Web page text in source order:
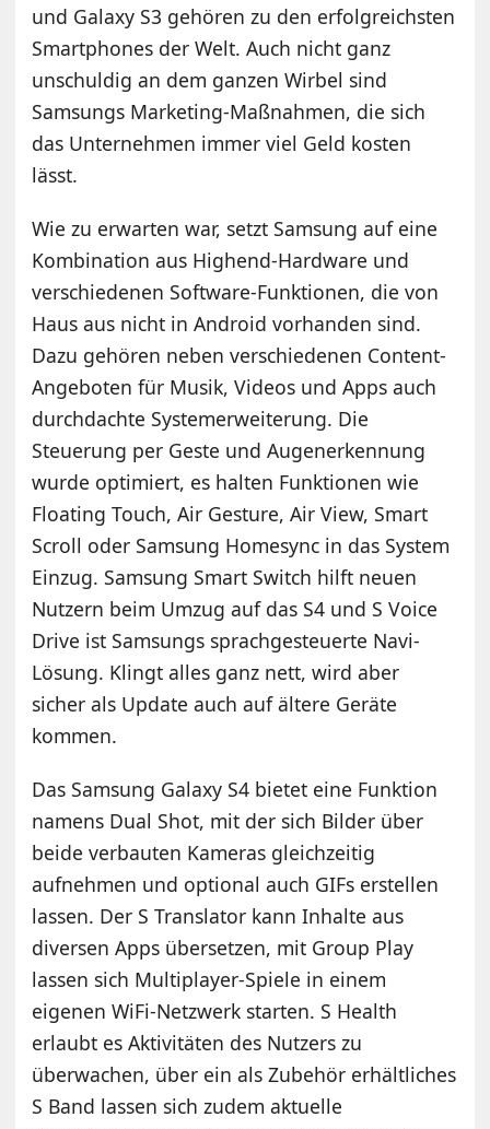
und Galaxy S3 gehören zu den erfolgreichsten
Smartphones der Welt. Auch nicht ganz
unschuldig an dem ganzen Wirbel sind
Samsungs Marketing-Maßnahmen, die sich
das Unternehmen immer viel Geld kosten
lässt.
Wie zu erwarten war, setzt Samsung auf eine
Kombination aus Highend-Hardware und
verschiedenen Software-Funktionen, die von
Haus aus nicht in Android vorhanden sind.
Dazu gehören neben verschiedenen Content-
Angeboten für Musik, Videos und Apps auch
durchdachte Systemerweiterung. Die
Steuerung per Geste und Augenerkennung
wurde optimiert, es halten Funktionen wie
Floating Touch, Air Gesture, Air View, Smart
Scroll oder Samsung Homesync in das System
Einzug. Samsung Smart Switch hilft neuen
Nutzern beim Umzug auf das S4 und S Voice
Drive ist Samsungs sprachgesteuerte Navi-
Lösung. Klingt alles ganz nett, wird aber
sicher als Update auch auf ältere Geräte
kommen.
Das Samsung Galaxy S4 bietet eine Funktion
namens Dual Shot, mit der sich Bilder über
beide verbauten Kameras gleichzeitig
aufnehmen und optional auch GIFs erstellen
lassen. Der S Translator kann Inhalte aus
diversen Apps übersetzen, mit Group Play
lassen sich Multiplayer-Spiele in einem
eigenen WiFi-Netzwerk starten. S Health
erlaubt es Aktivitäten des Nutzers zu
überwachen, über ein als Zubehör erhältliches
S Band lassen sich zudem aktuelle